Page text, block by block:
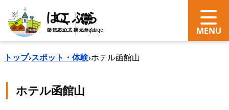
search Language
トップ›スポット・体験›ホテル函館山
ホテル函館山